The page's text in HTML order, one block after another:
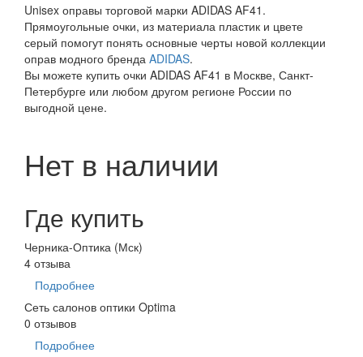
Unisex оправы торговой марки ADIDAS AF41.
Прямоугольные очки, из материала пластик и цвете
серый помогут понять основные черты новой коллекции
оправ модного бренда ADIDAS.
Вы можете купить очки ADIDAS AF41 в Москве, Санкт-
Петербурге или любом другом регионе России по
выгодной цене.
Нет в наличии
Где купить
Черника-Оптика (Мск)
4 отзыва
Подробнее
Сеть салонов оптики Optima
0 отзывов
Подробнее